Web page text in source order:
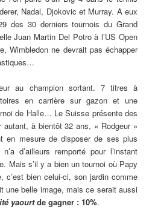
Nadal, Djokovic et Murray. A eux
des 30 derniers tournois du Grand
Juan Martin Del Potro à l’US Open
Wimbledon ne devrait pas échapper
au champion sortant. 7 titres à
en carrière sur gazon et une
de Halle… Le Suisse présente des
à bientôt 32 ans, « Rodgeur »
en mesure de disposer de ses plus
d’ailleurs remporté pour l’instant
Mais s’il y a bien un tournoi où Papy
c’est bien celui-ci, son jardin comme
une belle image, mais ce serait aussi
yaourtde gagner : 10%.